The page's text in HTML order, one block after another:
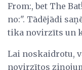
From:, bet The
no:". Tādējādi
tika novirzīts un
Lai noskaidrotu,
novirzītos